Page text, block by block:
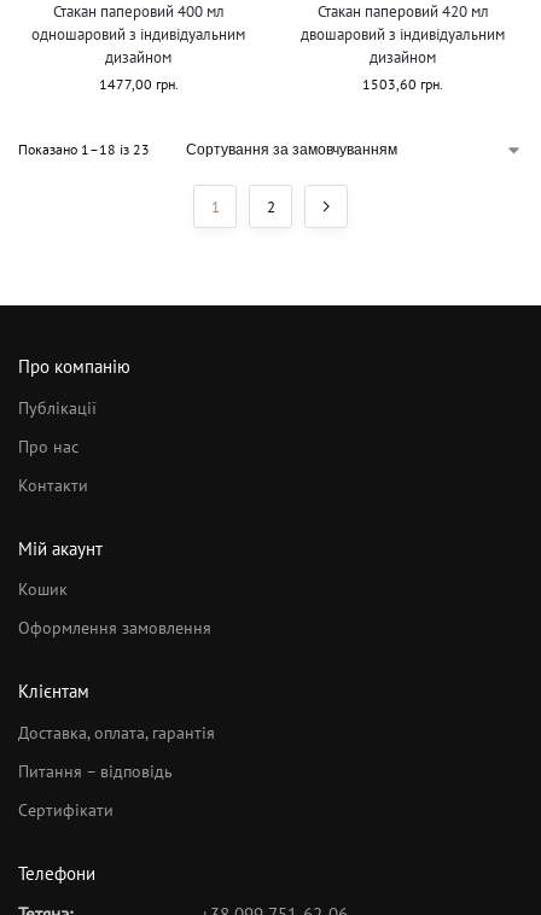
Стакан паперовий 400 мл
одношаровий з індивідуальним
дизайном
1477,00 грн.
Стакан паперовий 420 мл
двошаровий з індивідуальним
дизайном
1503,60 грн.
Показано 1–18 із 23
1 2
Про компанію
Публікації
Про нас
Контакти
Мій акаунт
Кошик
Оформлення замовлення
Клієнтам
Доставка, оплата, гарантія
Питання – відповідь
Сертифікати
Телефони